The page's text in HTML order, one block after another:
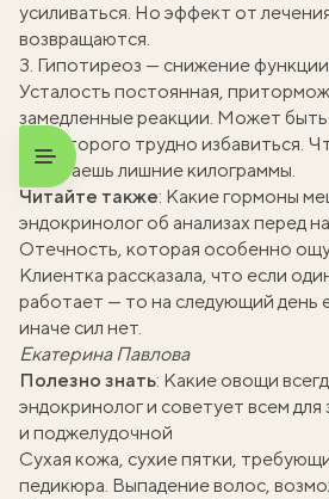
усиливаться. Но эффект от
возвращаются.
3. Гипотиреоз — снижение
Усталость постоянная,
замедленные реакции. Может
от которого трудно избавиться.
набираешь лишние килограммы.
Читайте также: Какие гормоны
эндокринолог об анализах перед
Отечность, которая особенно
Клиентка рассказала, что если
работает — то на следующий день
иначе сил нет.
Екатерина Павлова
Полезно знать: Какие овощи
эндокринолог и советует всем
и поджелудочной
Сухая кожа, сухие пятки,
педикюра. Выпадение волос,